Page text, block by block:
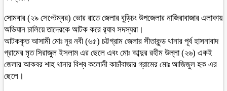
সোমবার (২৯ সেপ্টেম্বর) ভোর রাতে জেলার বুড়িচং উপজেলার নাজিরাবাজার এলাকায়
অভিযান চালিয়ে তাদেরকে আটক করে র‍্যাব সদস্যরা।
আটককৃত আসামী মোঃ নূর নবী (৬৫) চট্টগ্রাম জেলার সীতাকুন্ড থানার পূর্ব হাসনাবাদ
গ্রামের মৃত সিরাজুল ইসলাম এর ছেলে এবং মোঃ আব্দুর রহীম উল্লা (২৬) একই
জেলার আকবর শাহ থানার বিশ্ব কলোনী কাচাঁবাজার গ্রামের মোঃ আজিজুল হক এর
ছেলে।